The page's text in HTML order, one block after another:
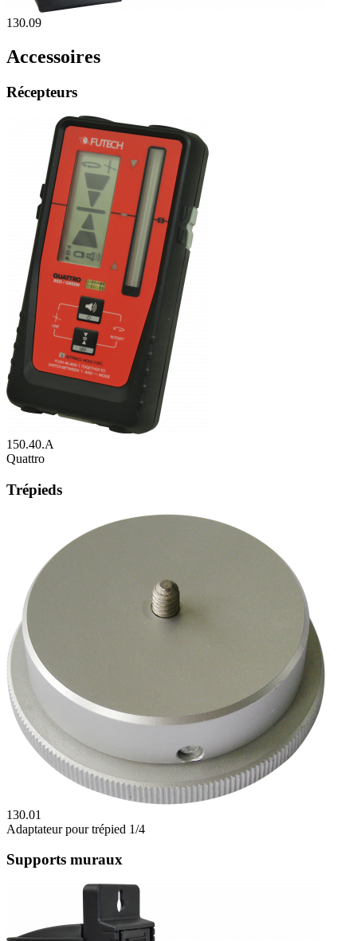
130.09
Accessoires
Récepteurs
150.40.A
Quattro
Trépieds
130.01
Adaptateur pour trépied 1/4
Supports muraux